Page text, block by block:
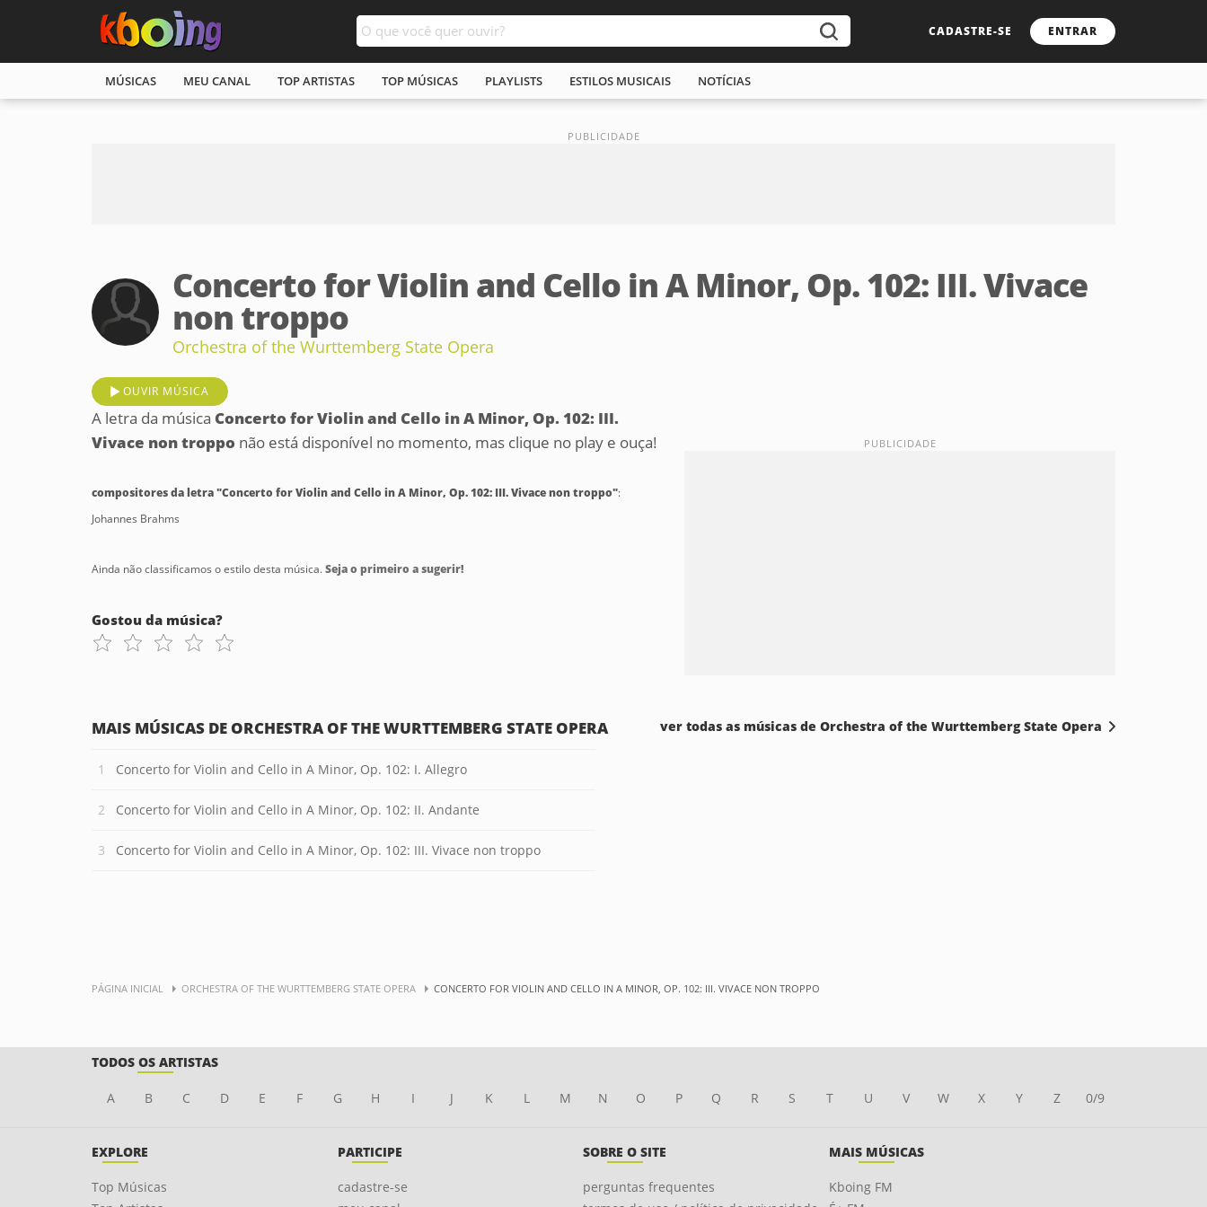
CADASTRE-SE ENTRAR
MÚSICAS MEU CANAL TOP ARTISTAS TOP MÚSICAS PLAYLISTS ESTILOS MUSICAIS NOTÍCIAS
Concerto for Violin and Cello in A Minor, Op. 102: III. Vivace
non troppo
Orchestra of the Wurttemberg State Opera
OUVIR MÚSICA
A letra da música Concerto for Violin and Cello in A Minor, Op. 102: III.
Vivace non troppo não está disponível no momento, mas clique no play e ouça!
compositores da letra "Concerto for Violin and Cello in A Minor, Op. 102: III. Vivace non troppo":
Johannes Brahms
Ainda não classificamos o estilo desta música.Seja o primeiro a sugerir!
Gostou da música?
MAIS MÚSICAS DE ORCHESTRA OF THE WURTTEMBERG STATE OPERA
Concerto for Violin and Cello in A Minor, Op. 102: I. Allegro
Concerto for Violin and Cello in A Minor, Op. 102: II. Andante
Concerto for Violin and Cello in A Minor, Op. 102: III. Vivace non troppo
ver todas as músicas de Orchestra of the Wurttemberg State Opera
PÁGINA INICIAL ORCHESTRA OF THE WURTTEMBERG STATE OPERA CONCERTO FOR VIOLIN AND CELLO IN A MINOR, OP. 102: III. VIVACE NON TROPPO
TODOS OS ARTISTAS
A B C D E F G H I J K L M N O P Q R S T U V W X Y Z 0/9
EXPLORE
Top Músicas
PARTICIPE
cadastre-se
SOBRE O SITE
perguntas frequentes
MAIS MÚSICAS
Kboing FM